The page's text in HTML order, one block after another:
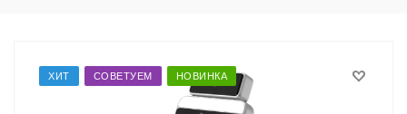
ХИТ СОВЕТУЕМ НОВИНКА